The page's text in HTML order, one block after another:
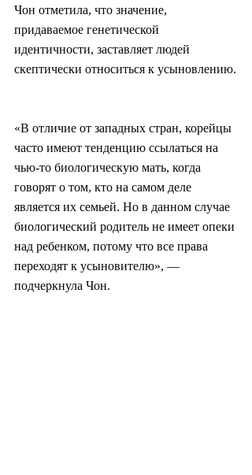
Чон отметила, что значение,
придаваемое генетической
идентичности, заставляет людей
скептически относиться к усыновлению.
«В отличие от западных стран, корейцы
часто имеют тенденцию ссылаться на
чью-то биологическую мать, когда
говорят о том, кто на самом деле
является их семьей. Но в данном случае
биологический родитель не имеет опеки
над ребенком, потому что все права
переходят к усыновителю», —
подчеркнула Чон.